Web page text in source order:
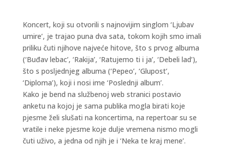
Koncert, koji su otvorili s najnovijim singlom ‘Ljubav
umire’, je trajao puna dva sata, tokom kojih smo imali
priliku čuti njihove najveće hitove, što s prvog albuma
(‘Buđav lebac’, ‘Rakija’, ‘Ratujemo ti i ja’, ‘Debeli lad’),
što s posljednjeg albuma (‘Pepeo’, ‘Glupost’,
‘Diploma’), koji i nosi ime ‘Poslednji album’.
Kako je bend na službenoj web stranici postavio
anketu na kojoj je sama publika mogla birati koje
pjesme želi slušati na koncertima, na repertoar su se
vratile i neke pjesme koje dulje vremena nismo mogli
čuti uživo, a jedna od njih je i ‘Neka te kraj mene’.